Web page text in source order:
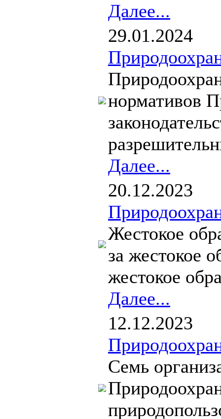
Далее...
29.01.2024
нормативов
Далее...
20.12.2023
Жестокое
за жестокое
жестокое
Далее...
12.12.2023
Семь